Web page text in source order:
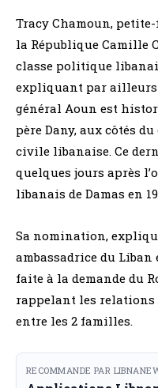
Tracy Chamoun,
la République Camille
classe politique
expliquant par ailleurs
général Aoun est
père Dany, aux côtés
civile libanaise. Ce
quelques jours après
libanais de Damas en
Sa nomination,
ambassadrice du
faite à la demande du
rappelant les
entre les 2 familles.
RECOMMANDE PAR